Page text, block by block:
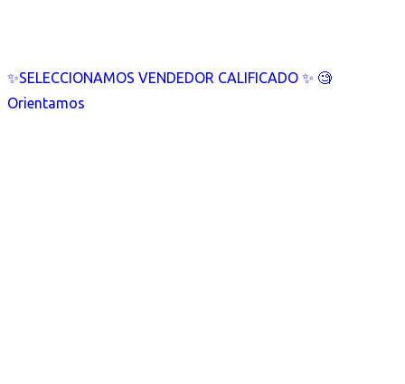
✨SELECCIONAMOS VENDEDOR CALIFICADO ✨ 🧐
Orientamos